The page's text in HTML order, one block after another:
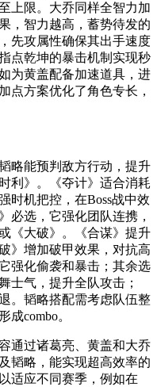
上限。大乔同样全智力加
，智力越高，蓄势待发的
先攻属性确保其出手速度
点乾坤的暴击机制实现秒
为黄盖配备加速道具，进
点方案优化了角色专长，
略能预判敌方行动，提升
利》。《夺计》适合消耗
时机把控，在Boss战中效
必选，它强化团队连携，
《大破》。《合谋》提升
》增加破甲效果，对抗高
强化偷袭和暴击；其余选
士气，提升全队攻击；
。韬略搭配需考虑队伍整
combo。
通过诸葛亮、黄盖和大乔
韬略，能实现超高效率的
适应不同赛季，例如在